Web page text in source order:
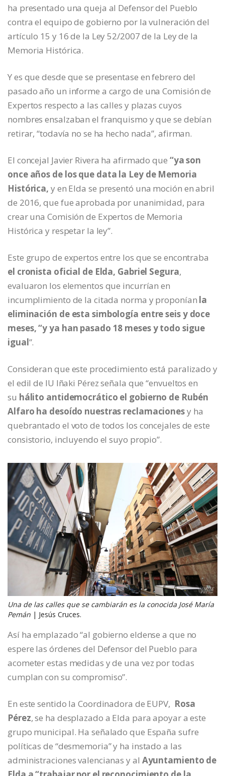
ha presentado una queja al Defensor del Pueblo
contra el equipo de gobierno por la vulneración del
artículo 15 y 16 de la Ley 52/2007 de la Ley de la
Memoria Histórica.
Y es que desde que se presentase en febrero del
pasado año un informe a cargo de una Comisión de
Expertos respecto a las calles y plazas cuyos
nombres ensalzaban el franquismo y que se debían
retirar, “todavía no se ha hecho nada”, afirman.
El concejal Javier Rivera ha afirmado que “ya son
once años de los que data la Ley de Memoria
Histórica, y en Elda se presentó una moción en abril
de 2016, que fue aprobada por unanimidad, para
crear una Comisión de Expertos de Memoria
Histórica y respetar la ley”.
Este grupo de expertos entre los que se encontraba
el cronista oficial de Elda, Gabriel Segura,
evaluaron los elementos que incurrían en
incumplimiento de la citada norma y proponían la
eliminación de esta simbología entre seis y doce
meses, “y ya han pasado 18 meses y todo sigue
igual”.
Consideran que este procedimiento está paralizado y
el edil de IU Iñaki Pérez señala que “envueltos en
su hálito antidemocrático el gobierno de Rubén
Alfaro ha desoído nuestras reclamacionesy ha
quebrantado el voto de todos los concejales de este
consistorio, incluyendo el suyo propio”.
Una de las calles que se cambiarán es la conocida José María
Pemán | Jesús Cruces.
Así ha emplazado “al gobierno eldense a que no
espere las órdenes del Defensor del Pueblo para
acometer estas medidas y de una vez por todas
cumplan con su compromiso”.
En este sentido la Coordinadora de EUPV, Rosa
Pérez, se ha desplazado a Elda para apoyar a este
grupo municipal. Ha señalado que España sufre
políticas de “desmemoria” y ha instado a las
administraciones valencianas y al Ayuntamiento de